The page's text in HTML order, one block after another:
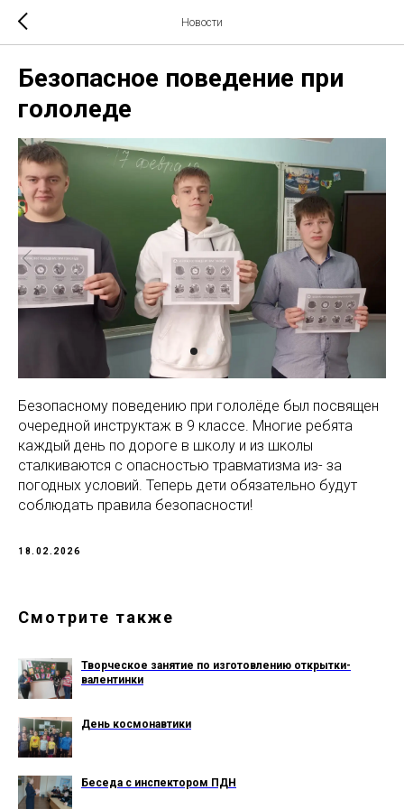
Новости
Безопасное поведение при
гололеде
Безопасному поведению при гололёде был посвящен
очередной инструктаж в 9 классе. Многие ребята
каждый день по дороге в школу и из школы
сталкиваются с опасностью травматизма из- за
погодных условий. Теперь дети обязательно будут
соблюдать правила безопасности!
18.02.2026
Смотрите также
Творческое занятие по изготовлению открытки-
валентинки
День космонавтики
Беседа с инспектором ПДН